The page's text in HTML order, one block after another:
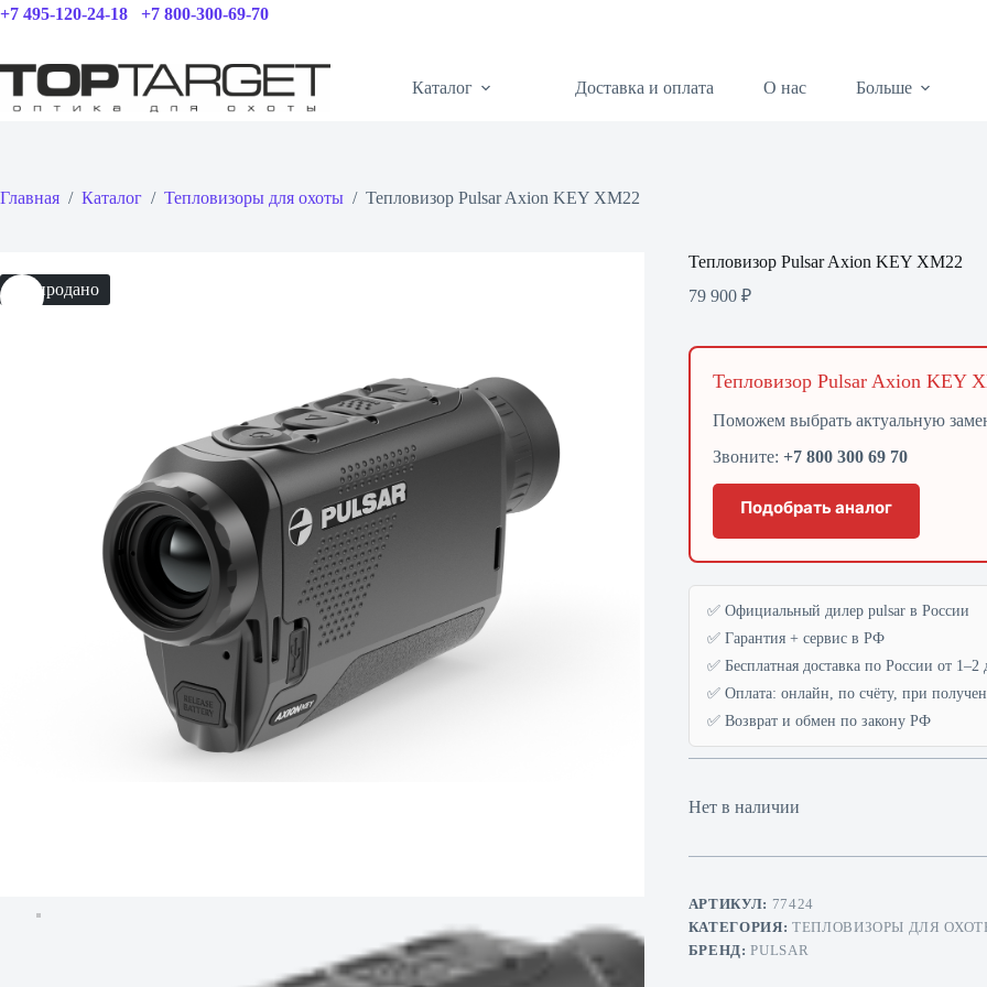
Перейти
+7 495-120-24-18 +7 800-300-69-70
Каталог Доставка и оплата О нас Больше
Главная / Каталог / Тепловизоры для охоты / Тепловизор Pulsar Axion KEY XМ22
Распродано
Тепловизор Pulsar Axion KEY XМ22
79 900 ₽
Тепловизор Pulsar Axion KEY
Поможем выбрать актуальную
Звоните: +7 800 300 69 70
Подобрать аналог
✅ Официальный дилер pulsar в России
✅ Гарантия + сервис в РФ
✅ Бесплатная доставка по России от 1–2
✅ Оплата: онлайн, по счёту, при
✅ Возврат и обмен по закону РФ
Нет в наличии
АРТИКУЛ: 77424
КАТЕГОРИЯ: ТЕПЛОВИЗОРЫ ДЛЯ
БРЕНД:PULSAR